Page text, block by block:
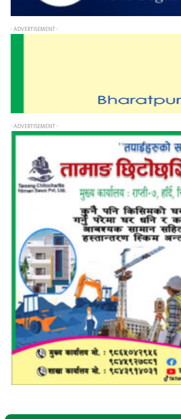
- ADVERTISEMENT -
- ADVERTISEMENT -